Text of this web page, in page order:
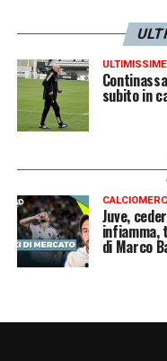
subito in
Juve,
infiamma,
di Marco